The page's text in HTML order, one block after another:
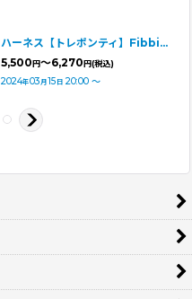
ハーネス【トレポンティ】Fibbia Soft Mesh adjustable type SOFT MESH CAMOUFLAGE
5,500円～6,270円(税込)
2024年03月15 日 20:00 ～